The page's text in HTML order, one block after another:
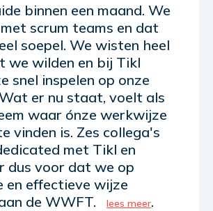
binnen een maand. We
scrum teams en dat
soepel. We wisten heel
we wilden en bij Tikl
snel inspelen op onze
er nu staat, voelt als
waar ónze werkwijze
vinden is. Zes collega's
met Tikl en
dus voor dat we op
en effectieve wijze
de WWFT.
lees meer.